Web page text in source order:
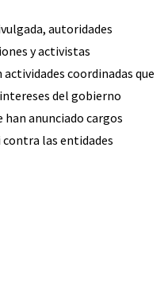
autoridades
y activistas
coordinadas que
del gobierno
anunciado cargos
las entidades